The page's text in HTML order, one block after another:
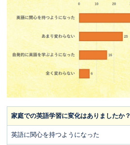
家庭での英語学習に変化はありましたか？
英語に関心を持つようになった